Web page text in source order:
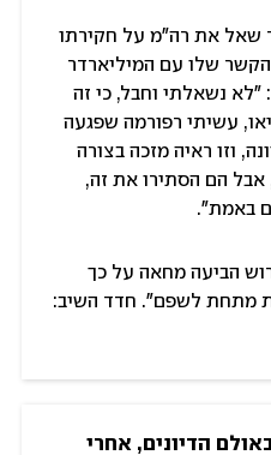
שאל את רה"מ על חקירתו
שלו עם המיליארדר
"לא נשאלתי וחבל, כי זה
עשיתי רפורמה שפגעה
וזו ראיה מזכה בצורה
אבל הם הסתירו את זה,
באמת".
הביעה מחאה על כך
מתחת לשפם". חדד השיב: